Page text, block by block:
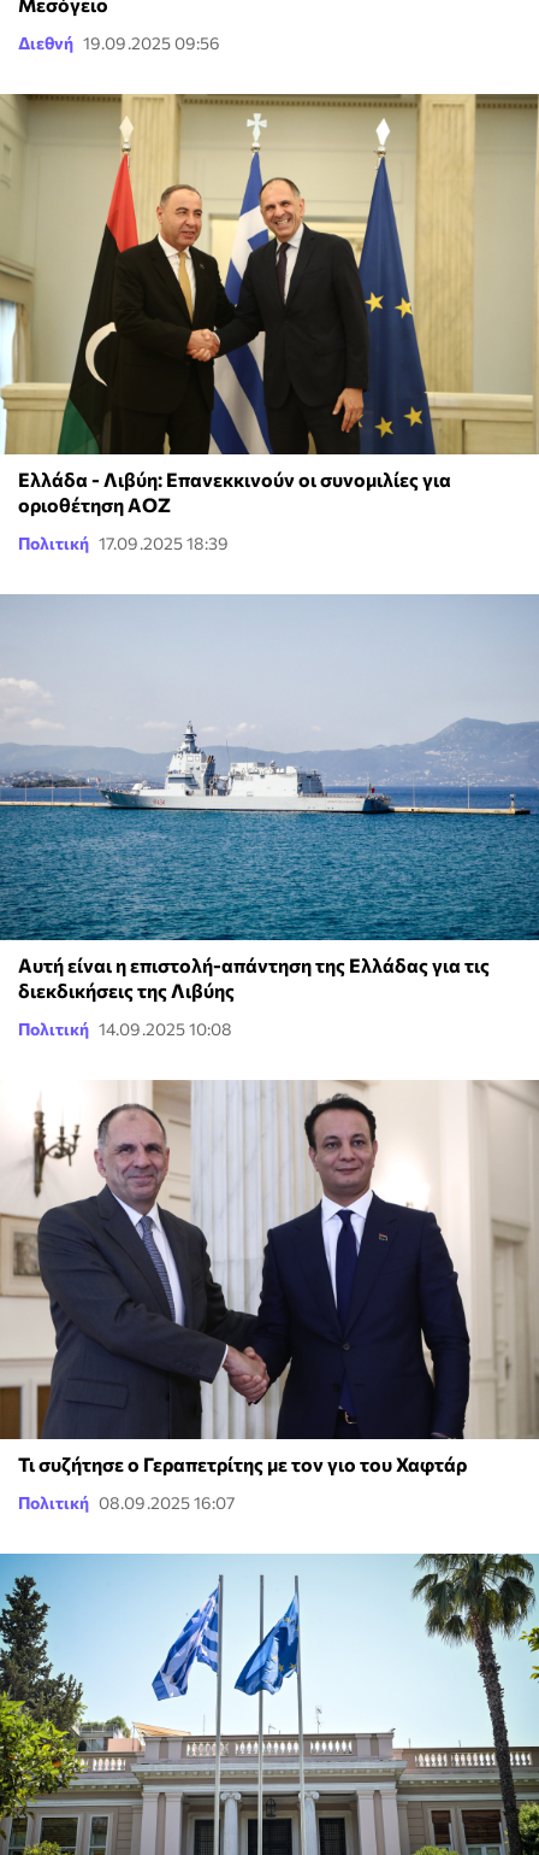
Διεθνή 19.09.2025 09:56
Ελλάδα - Λιβύη: Επανεκκινούν οι συνομιλίες για
οριοθέτηση ΑΟΖ
Πολιτική 17.09.2025 18:39
Αυτή είναι η επιστολή-απάντηση της Ελλάδας για τις
διεκδικήσεις της Λιβύης
Πολιτική 14.09.2025 10:08
Τι συζήτησε ο Γεραπετρίτης με τον γιο του Χαφτάρ
Πολιτική 08.09.2025 16:07